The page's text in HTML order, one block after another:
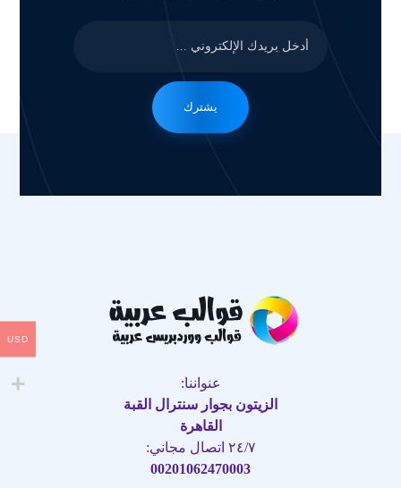
يشترك
عنواننا:
الزيتون بجوار سنترال القبة
القاهرة
٢٤/٧ اتصال مجاني:
00201062470003
USD